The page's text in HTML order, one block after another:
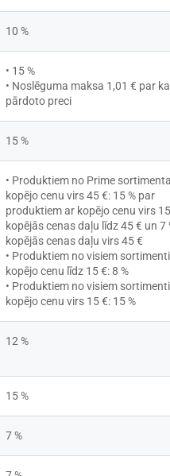
10 %
• 15 %
• Noslēguma maksa 1,01 € par
pārdoto preci
15 %
• Produktiem no Prime
kopējo cenu virs 45 €: 15 % par
produktiem ar kopējo cenu virs
kopējās cenas daļu līdz 45 € un 7
kopējās cenas daļu virs 45 €
• Produktiem no visiem
kopējo cenu līdz 15 €: 8 %
• Produktiem no visiem
kopējo cenu virs 15 €: 15 %
12 %
15 %
7 %